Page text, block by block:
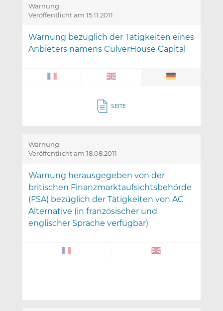
Warnung
Veröffentlicht am 15.11.2011
Warnung bezüglich der Tätigkeiten eines
Anbieters namens CulverHouse Capital
SEITE
Warnung
Veröffentlicht am 18.08.2011
Warnung herausgegeben von der
britischen Finanzmarktaufsichtsbehörde
(FSA) bezüglich der Tätigkeiten von AC
Alternative (in französischer und
englischer Sprache verfügbar)